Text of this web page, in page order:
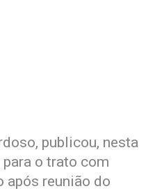
publicou, nesta
o trato com
após reunião do